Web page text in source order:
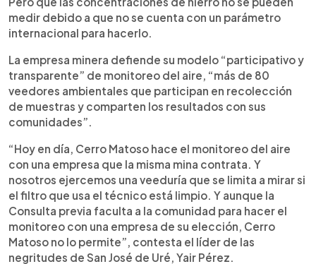
medir debido a que no se cuenta con un parámetro
internacional para hacerlo.
La empresa minera defiende su modelo “participativo y
transparente” de monitoreo del aire, “más de 80
veedores ambientales que participan en recolección
de muestras y comparten los resultados con sus
comunidades”.
“Hoy en día, Cerro Matoso hace el monitoreo del aire
con una empresa que la misma mina contrata. Y
nosotros ejercemos una veeduría que se limita a mirar si
el filtro que usa el técnico está limpio. Y aunque la
Consulta previa faculta a la comunidad para hacer el
monitoreo con una empresa de su elección, Cerro
Matoso no lo permite”, contesta el líder de las
negritudes de San José de Uré, Yair Pérez.